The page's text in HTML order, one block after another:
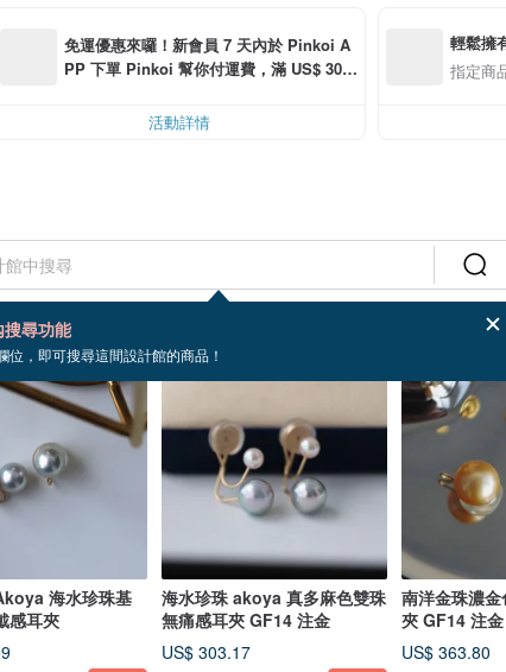
免運優惠來囉！新會員 7 天內於 Pinkoi A
PP 下單 Pinkoi 幫你付運費，滿 US$ 30.0
活動詳情
輕鬆擁
指定商
尋功能
位，即可搜尋這間設計館的商品！
海水珍珠基
感耳夾
海水珍珠 akoya 真多麻色雙珠
無痛感耳夾 GF14 注金
US$ 303.17
南洋金珠濃
夾 GF14 注金
US$ 363.80